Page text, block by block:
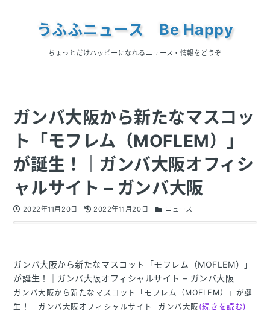
うふふニュース Be Happy
ちょっとだけハッピーになれるニュース・情報をどうぞ
ガンバ大阪から新たなマスコッ
ト「モフレム（MOFLEM）」
が誕生！｜ガンバ大阪オフィシ
ャルサイト – ガンバ大阪
2022年11月20日 2022年11月20日 ニュース
ガンバ大阪から新たなマスコット「モフレム（MOFLEM）」
が誕生！｜ガンバ大阪オフィシャルサイト – ガンバ大阪
ガンバ大阪から新たなマスコット「モフレム（MOFLEM）」が誕
生！｜ガンバ大阪オフィシャルサイト ガンバ大阪 (続きを読む)